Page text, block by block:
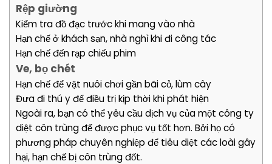
Rệp giường
Kiểm tra đồ đạc trước khi mang vào nhà
Hạn chế ở khách sạn, nhà nghỉ khi đi công tác
Hạn chế đến rạp chiếu phim
Ve, bọ chét
Hạn chế để vật nuôi chơi gần bãi cỏ, lùm cây
Đưa đi thú y để điều trị kịp thời khi phát hiện
Ngoài ra, bạn có thể yêu cầu dịch vụ của một công ty
diệt côn trùng để được phục vụ tốt hơn. Bởi họ có
phương pháp chuyên nghiệp để tiêu diệt các loài gây
hại, hạn chế bị côn trùng đốt.